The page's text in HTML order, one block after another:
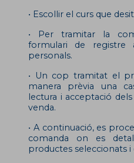
• Escollir el curs que
• Per tramitar la
formulari de registre
personals.
• Un cop tramitat el
manera prèvia una
lectura i acceptació
venda.
• A continuació, es
comanda on es
productes seleccionats